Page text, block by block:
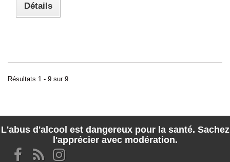
Détails
Résultats 1 - 9 sur 9.
L'abus d'alcool est dangereux pour la santé. Sachez
l'apprécier avec modération.